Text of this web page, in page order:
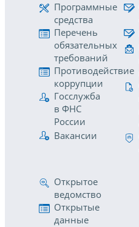
Программные
средства
Перечень
обязательных
требований
Противодействие
коррупции
Госслужба
в ФНС
России
Вакансии
Открытое
ведомство
Открытые
данные